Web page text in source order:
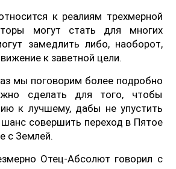
к реалиям трехмерной
могут стать для многих
замедлить либо, наоборот,
к заветной цели.
мы поговорим более подробно
сделать для того, чтобы
к лучшему, дабы не упустить
совершить переход в Пятое
с Землей.
Отец-Абсолют говорил с